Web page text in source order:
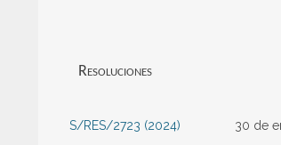
Resoluciones
S/RES/2723 (2024) 30 de